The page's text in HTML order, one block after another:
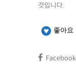
것입니다.
좋아요
Facebook